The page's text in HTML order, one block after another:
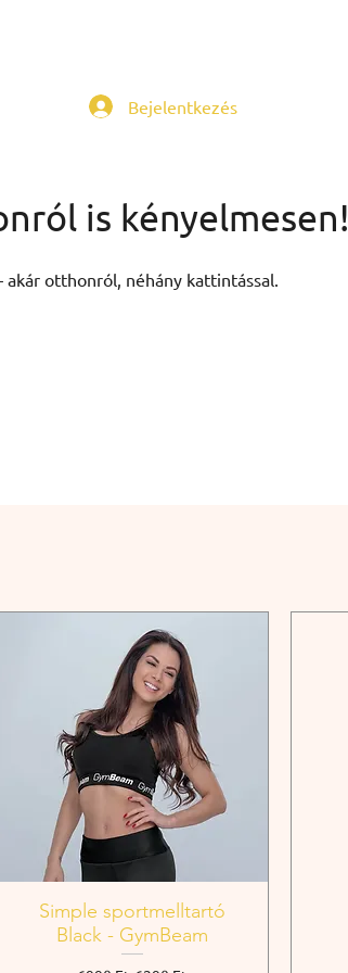
Bejelentkezés
is kényelmesen!
otthonról, néhány kattintással.
Simple sportmelltartó
Black - GymBeam